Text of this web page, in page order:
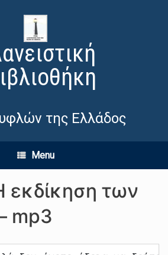
της Ελλάδος
Menu
εκδίκηση των
mp3